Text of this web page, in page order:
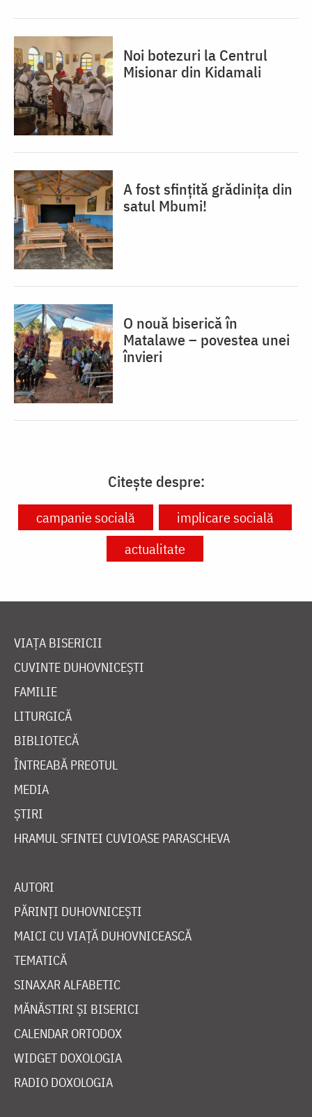
Noi botezuri la Centrul
Misionar din Kidamali
A fost sfințită grădinița din
satul Mbumi!
O nouă biserică în
Matalawe – povestea unei
învieri
Citește despre:
campanie socială
implicare socială
actualitate
VIAȚA BISERICII
CUVINTE DUHOVNICEȘTI
FAMILIE
LITURGICĂ
BIBLIOTECĂ
ÎNTREABĂ PREOTUL
MEDIA
ȘTIRI
HRAMUL SFINTEI CUVIOASE PARASCHEVA
AUTORI
PĂRINȚI DUHOVNICEȘTI
MAICI CU VIAȚĂ DUHOVNICEASCĂ
TEMATICĂ
SINAXAR ALFABETIC
MĂNĂSTIRI ȘI BISERICI
CALENDAR ORTODOX
WIDGET DOXOLOGIA
RADIO DOXOLOGIA